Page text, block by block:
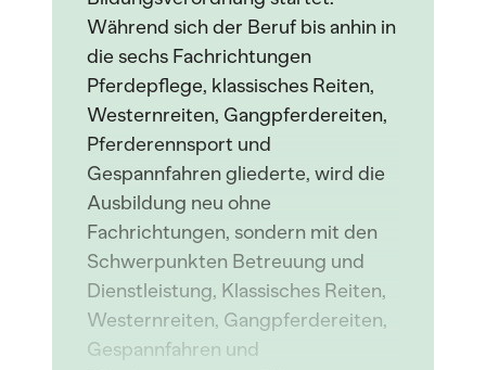
Während sich der Beruf bis anhin in
die sechs Fachrichtungen
Pferdepflege, klassisches Reiten,
Westernreiten, Gangpferdereiten,
Pferderennsport und
Gespannfahren gliederte, wird die
Ausbildung neu ohne
Fachrichtungen, sondern mit den
Schwerpunkten Betreuung und
Dienstleistung, Klassisches Reiten,
Westernreiten, Gangpferdereiten,
Gespannfahren und